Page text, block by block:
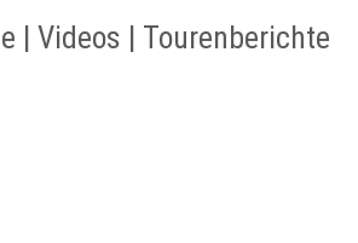
| Videos | Tourenberichte